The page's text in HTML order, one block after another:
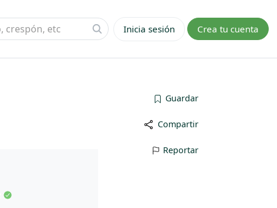
Inicia sesión Crea tu cuenta
Guardar
Compartir
Reportar